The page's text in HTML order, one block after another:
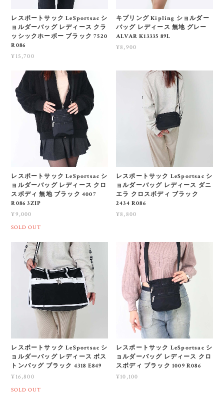
レスポートサック LeSportsac シ
ョルダーバッグ レディース クラ
ッシックホーボー ブラック 7520
R086
¥15,700
キプリング Kipling ショルダー
バッグ レディース 無地 グレー
ALVAR K13335 89L
¥8,900
レスポートサック LeSportsac シ
ョルダーバッグ レディース クロ
スボディ 無地 ブラック 4007
R086 3ZIP
¥9,000
SOLD OUT
レスポートサック LeSportsac シ
ョルダーバッグ レディース ダニ
エラ クロスボディ ブラック
2434 R086
¥8,800
レスポートサック LeSportsac シ
ョルダーバッグ レディース ボス
トンバッグ ブラック 4318 E849
¥16,800
SOLD OUT
レスポートサック LeSportsac シ
ョルダーバッグ レディース クロ
スボディ ブラック 1009 R086
¥10,100